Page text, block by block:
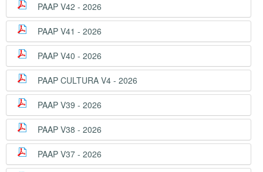
PAAP V42 - 2026
PAAP V41 - 2026
PAAP V40 - 2026
PAAP CULTURA V4 - 2026
PAAP V39 - 2026
PAAP V38 - 2026
PAAP V37 - 2026